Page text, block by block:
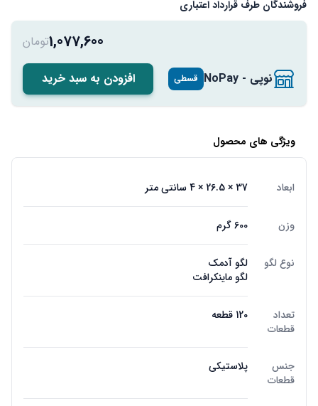
فروشندگان طرف قرارداد اعتباری
نوپی - NoPay قسطی
1,077,600تومان
افزودن به سبد خرید
ویژگی های محصول
ابعاد 37 × 26.5 × 4 سانتی متر
وزن 600 گرم
نوع لگو
لگو آدمک
لگو ماینکرافت
تعداد
قطعات
120 قطعه
جنس
قطعات
پلاستیکی